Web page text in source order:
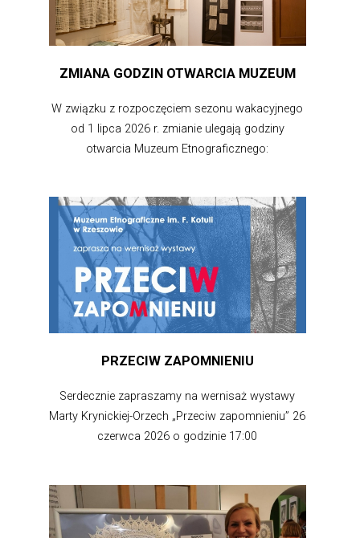
ZMIANA GODZIN OTWARCIA MUZEUM
W związku z rozpoczęciem sezonu wakacyjnego
od 1 lipca 2026 r. zmianie ulegają godziny
otwarcia Muzeum Etnograficznego:
PRZECIW ZAPOMNIENIU
Serdecznie zapraszamy na wernisaż wystawy
Marty Krynickiej-Orzech „Przeciw zapomnieniu” 26
czerwca 2026 o godzinie 17:00